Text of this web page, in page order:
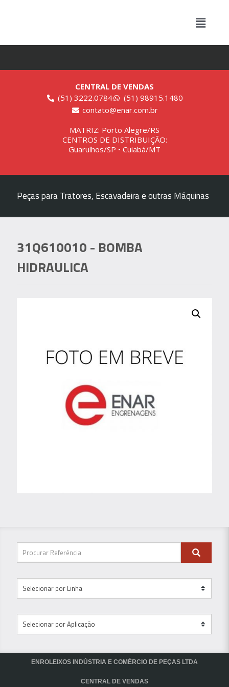
CENTRAL DE VENDAS
(51) 3222.0784
(51) 98915.1480
contato@enar.com.br
MATRIZ: Porto Alegre/RS
CENTROS DE DISTRIBUIÇÃO:
Guarulhos/SP • Cuiabá/MT
Peças para Tratores, Escavadeira e outras Máquinas
31Q610010 - BOMBA
HIDRAULICA
ENROLEIXOS INDÚSTRIA E COMÉRCIO DE PEÇAS LTDA
CENTRAL DE VENDAS